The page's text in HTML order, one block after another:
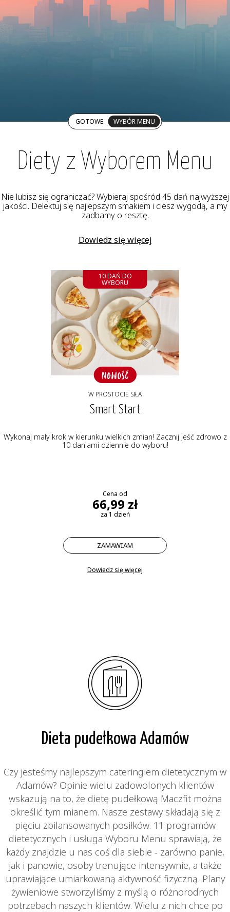
GOTOWE WYBÓR MENU
Diety z Wyborem Menu
Nie lubisz się ograniczać? Wybieraj spośród 45 dań najwyższej
jakości. Delektuj się najlepszym smakiem i ciesz wygodą, a my
zadbamy o resztę.
Dowiedz się więcej
10 DAŃ DO
WYBORU
W PROSTOCIE SIŁA
Smart Start
Wykonaj mały krok w kierunku wielkich zmian! Zacznij jeść zdrowo z
10 daniami dziennie do wyboru!
Cena od
66,99 zł
za 1 dzień
ZAMAWIAM
Dowiedz się więcej
Dieta pudełkowa Adamów
Czy jesteśmy najlepszym cateringiem dietetycznym w
Adamów? Opinie wielu zadowolonych klientów
wskazują na to, że dietę pudełkową Maczfit można
określić tym mianem. Nasze zestawy składają się z
pięciu zbilansowanych posiłków. 11 programów
dietetycznych i usługa Wyboru Menu sprawiają, że
każdy znajdzie u nas coś dla siebie - zarówno panie,
jak i panowie, osoby trenujące intensywnie, a także
uprawiające umiarkowaną aktywność fizyczną. Plany
żywieniowe stworzyliśmy z myślą o różnorodnych
potrzebach naszych klientów. Wielu z nich chce po